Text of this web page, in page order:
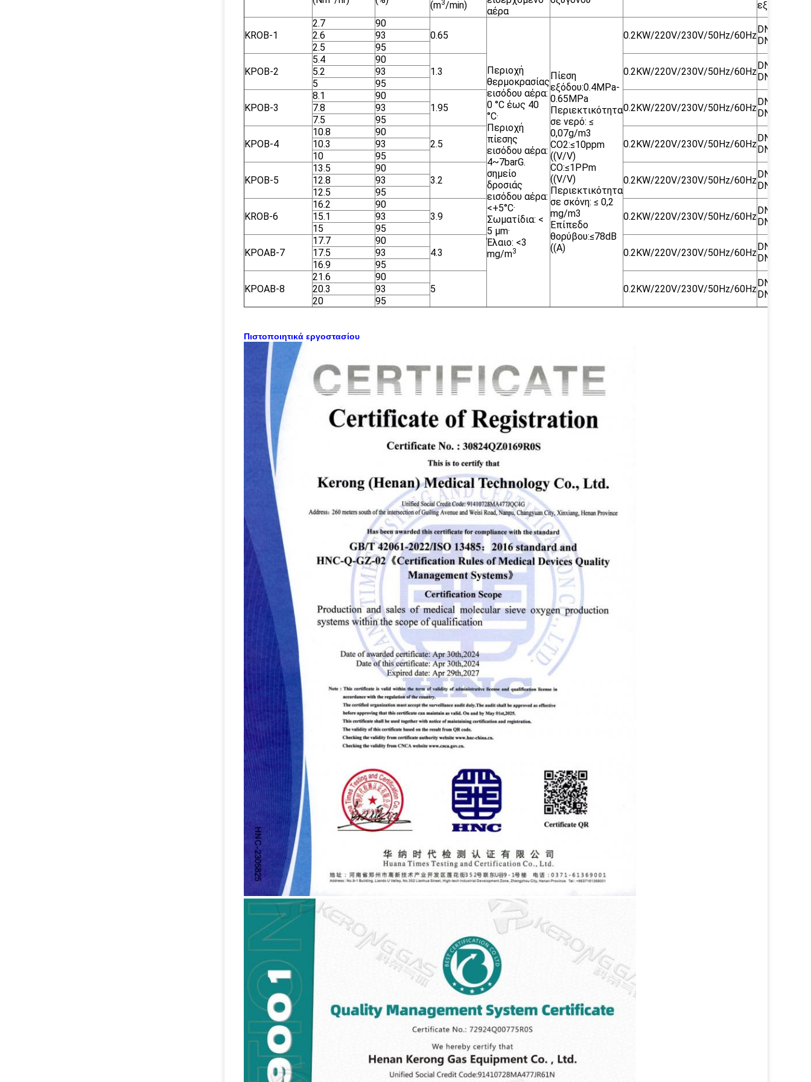
(m3/min)
αέρα
εξόδου
KROB-1
2.7
90
0.65
Περιοχή
θερμοκρασίας
εισόδου αέρα:
0 °C έως 40
°C·
Περιοχή
πίεσης
εισόδου αέρα:
4~7barG.
σημείο
δροσιάς
εισόδου αέρα:
<+5°C·
Σωματίδια: <
5 μm·
Έλαιο: <3
mg/m3
Πίεση
εξόδου:0.4MPa-
0.65MPa
Περιεκτικότητα
σε νερό: ≤
0,07g/m3
CO2:≤10ppm
((V/V)
CO:≤1PPm
((V/V)
Περιεκτικότητα
σε σκόνη: ≤ 0,2
mg/m3
Επίπεδο
θορύβου:≤78dB
((A)
0.2KW/220V/230V/50Hz/60Hz
DN15/
DN15
2.6
93
2.5
95
ΚΡΟΒ-2
5.4
90
1.3
0.2KW/220V/230V/50Hz/60Hz
DN20/
DN15
5.2
93
5
95
ΚΡΟΒ-3
8.1
90
1.95
0.2KW/220V/230V/50Hz/60Hz
DN20/
DN15
7.8
93
7.5
95
ΚΡΟΒ-4
10.8
90
2.5
0.2KW/220V/230V/50Hz/60Hz
DN25/
DN15
10.3
93
10
95
ΚΡΟΒ-5
13.5
90
3.2
0.2KW/220V/230V/50Hz/60Hz
DN25/
DN15
12.8
93
12.5
95
KROB-6
16.2
90
3.9
0.2KW/220V/230V/50Hz/60Hz
DN40/
DN15
15.1
93
15
95
ΚΡΟΑΒ-7
17.7
90
4.3
0.2KW/220V/230V/50Hz/60Hz
DN40/
DN15
17.5
93
16.9
95
ΚΡΟΑΒ-8
21.6
90
5
0.2KW/220V/230V/50Hz/60Hz
DN40/
DN15
20.3
93
20
95
Πιστοποιητικά εργοστασίου